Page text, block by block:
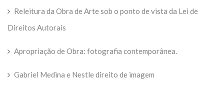
Releitura da Obra de Arte sob o ponto de vista da Lei de
Direitos Autorais
Apropriação de Obra: fotografia contemporânea.
Gabriel Medina e Nestle direito de imagem